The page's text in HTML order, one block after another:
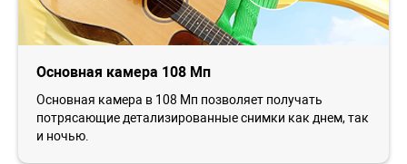
Основная камера 108 Мп
Основная камера в 108 Мп позволяет получать
потрясающие детализированные снимки как днем, так
и ночью.